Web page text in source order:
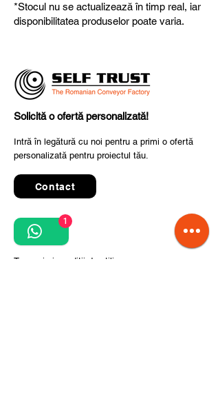
fiabilitate și performanță superioară.
*Stocul nu se actualizează în timp real, iar
disponibilitatea produselor poate varia.
Solicită o ofertă personalizată!
Intră în legătură cu noi pentru a primi o ofertă
personalizată pentru proiectul tău.
Contact
Quick Links
Termeni și condiții de utilizare
1